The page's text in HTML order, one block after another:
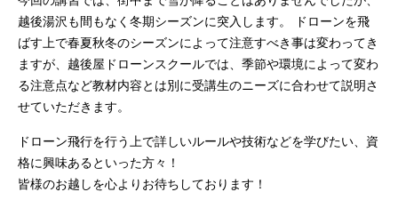
越後湯沢も間もなく冬期シーズンに突入します。 ドローンを飛
ばす上で春夏秋冬のシーズンによって注意すべき事は変わってき
ますが、越後屋ドローンスクールでは、季節や環境によって変わ
る注意点など教材内容とは別に受講生のニーズに合わせて説明さ
せていただきます。
ドローン飛行を行う上で詳しいルールや技術などを学びたい、資
格に興味あるといった方々！
皆様のお越しを心よりお待ちしております！